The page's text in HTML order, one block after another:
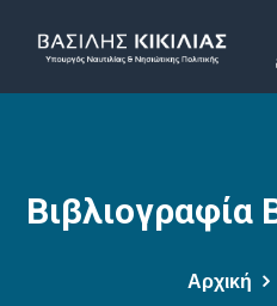
Βιβλιογραφία
Αρχική